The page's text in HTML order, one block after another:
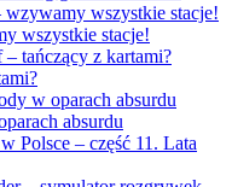
wzywamy wszystkie stacje!
wszystkie stacje!
– tańczący z kartami?
w oparach absurdu
absurdu
Polsce – część 11. Lata